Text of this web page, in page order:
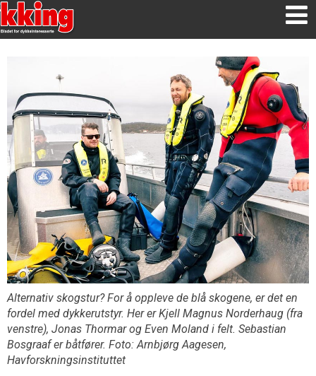
Alternativ skogstur? For å oppleve de blå skogene, er det en
fordel med dykkerutstyr. Her er Kjell Magnus Norderhaug (fra
venstre), Jonas Thormar og Even Moland i felt. Sebastian
Bosgraaf er båtfører. Foto: Arnbjørg Aagesen,
Havforskningsinstituttet